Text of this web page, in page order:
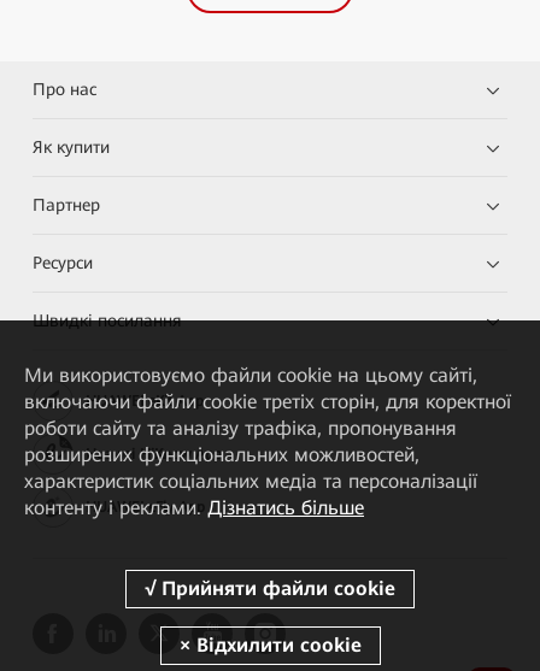
Про нас
Як купити
Партнер
Ресурси
Швидкі посилання
HUAWEI eKit App
Huawei HiKnow App
HUAWEI eFly App
Ми використовуємо файли cookie на цьому сайті,
включаючи файли cookie третіх сторін, для коректної
роботи сайту та аналізу трафіка, пропонування
розширених функціональних можливостей,
характеристик соціальних медіа та персоналізації
контенту і реклами. Дізнатись більше